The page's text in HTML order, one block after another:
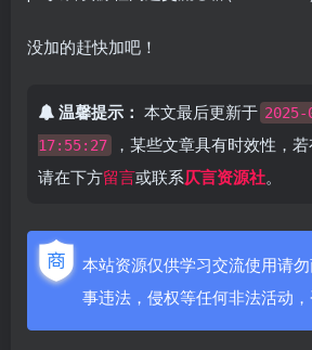
没加的赶快加吧！
温馨提示： 本文最后更新于 2025-
17:55:27
，某些文章具有时效性，
请在下方留言或联系仄言资源社。
本站资源仅供学习交流使用请
事违法，侵权等任何非法活动，